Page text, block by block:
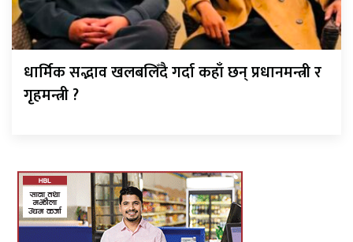
धार्मिक सद्भाव खलबलिँदै गर्दा कहाँ छन् प्रधानमन्त्री र
गृहमन्त्री ?